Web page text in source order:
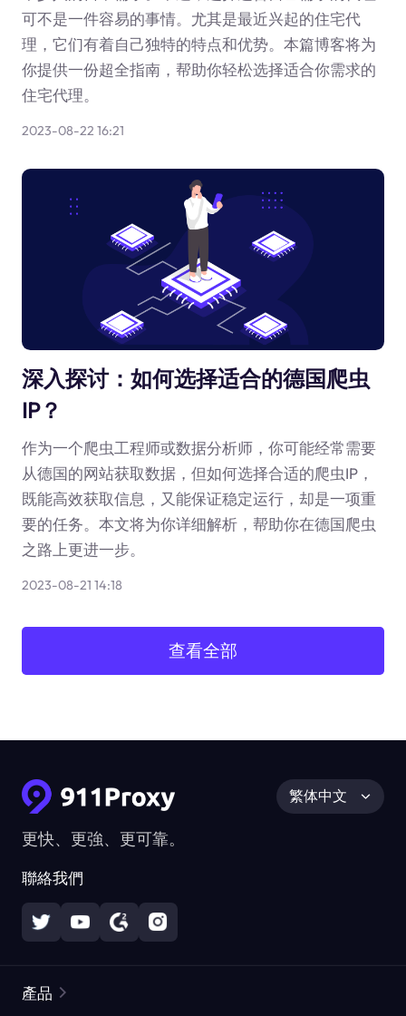
可不是一件容易的事情。尤其是最近兴起的住宅代
理，它们有着自己独特的特点和优势。本篇博客将为
你提供一份超全指南，帮助你轻松选择适合你需求的
住宅代理。
2023-08-22 16:21
深入探讨：如何选择适合的德国爬虫
IP？
作为一个爬虫工程师或数据分析师，你可能经常需要
从德国的网站获取数据，但如何选择合适的爬虫IP，
既能高效获取信息，又能保证稳定运行，却是一项重
要的任务。本文将为你详细解析，帮助你在德国爬虫
之路上更进一步。
2023-08-21 14:18
查看全部
更快、更強、更可靠。
聯絡我們
繁体中文
產品